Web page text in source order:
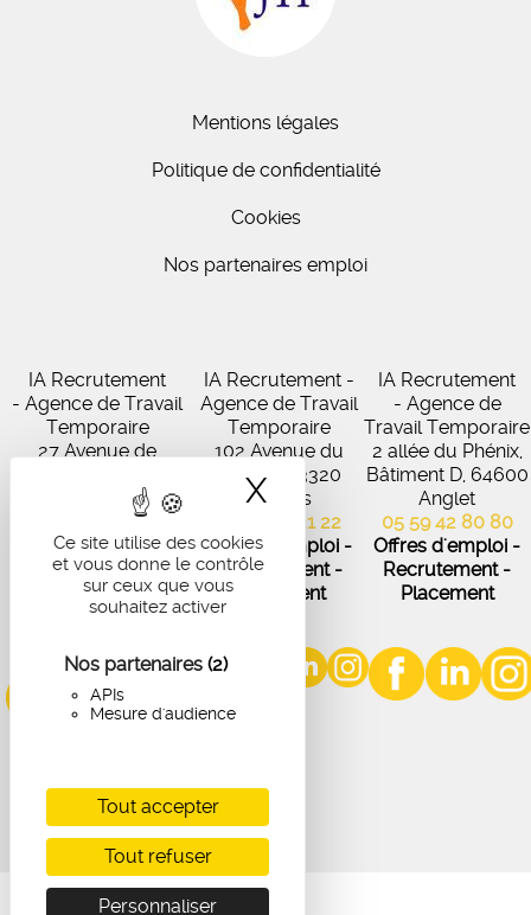
Ce site utilise des cookies
et vous donne le contrôle
sur ceux que vous
souhaitez activer
Nos partenaires (2)
APIs
Mesure d'audience
Tout accepter
Tout refuser
Personnaliser
X Masquer le
Mentions légales
Politique de confidentialité
Cookies
Nos partenaires emploi
IA Recrutement
- Agence de Travail
Temporaire
27 Avenue de
Artigues-près-
Bordeaux
05 56 67 48 57
Offres d'emploi -
Recrutement -
Placement
IA Recrutement -
Agence de Travail
Temporaire
102 Avenue du
Médoc, 33320
Eysines
05 56 45 21 22
Offres d'emploi -
Recrutement -
Placement
IA Recrutement
- Agence de
Travail Temporaire
2 allée du Phénix,
Bâtiment D, 64600
Anglet
05 59 42 80 80
Offres d'emploi -
Recrutement -
Placement